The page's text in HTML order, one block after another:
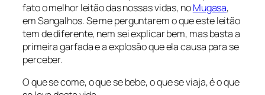
fato o melhor leitão das nossas vidas, noMugasa,
em Sangalhos. Se me perguntarem o que este leitão
tem de diferente, nem sei explicar bem, mas basta a
primeira garfada e a explosão que ela causa para se
perceber.
O que se come, o que se bebe, o que se viaja, é o que